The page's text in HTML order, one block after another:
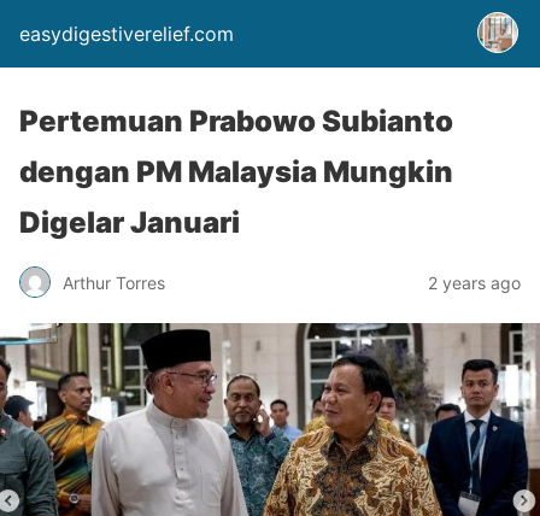
easydigestiverelief.com
Pertemuan Prabowo Subianto
dengan PM Malaysia Mungkin
Digelar Januari
Arthur Torres 2 years ago